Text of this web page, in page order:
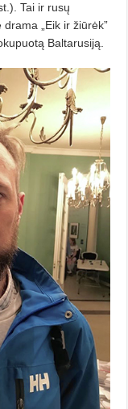
Tai ir rusų
„Eik ir žiūrėk”
Baltarusiją.